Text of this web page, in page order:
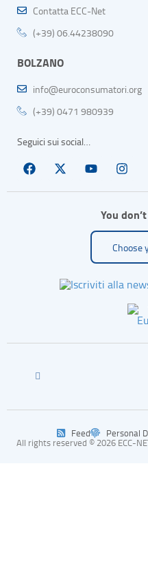
Contatta ECC-Net
(+39) 06.44238090
BOLZANO
info@euroconsumatori.org
(+39) 0471 980939
Seguici sui social…
You
Choose
All rights reserved © 2026 ECC-
Feed Personal